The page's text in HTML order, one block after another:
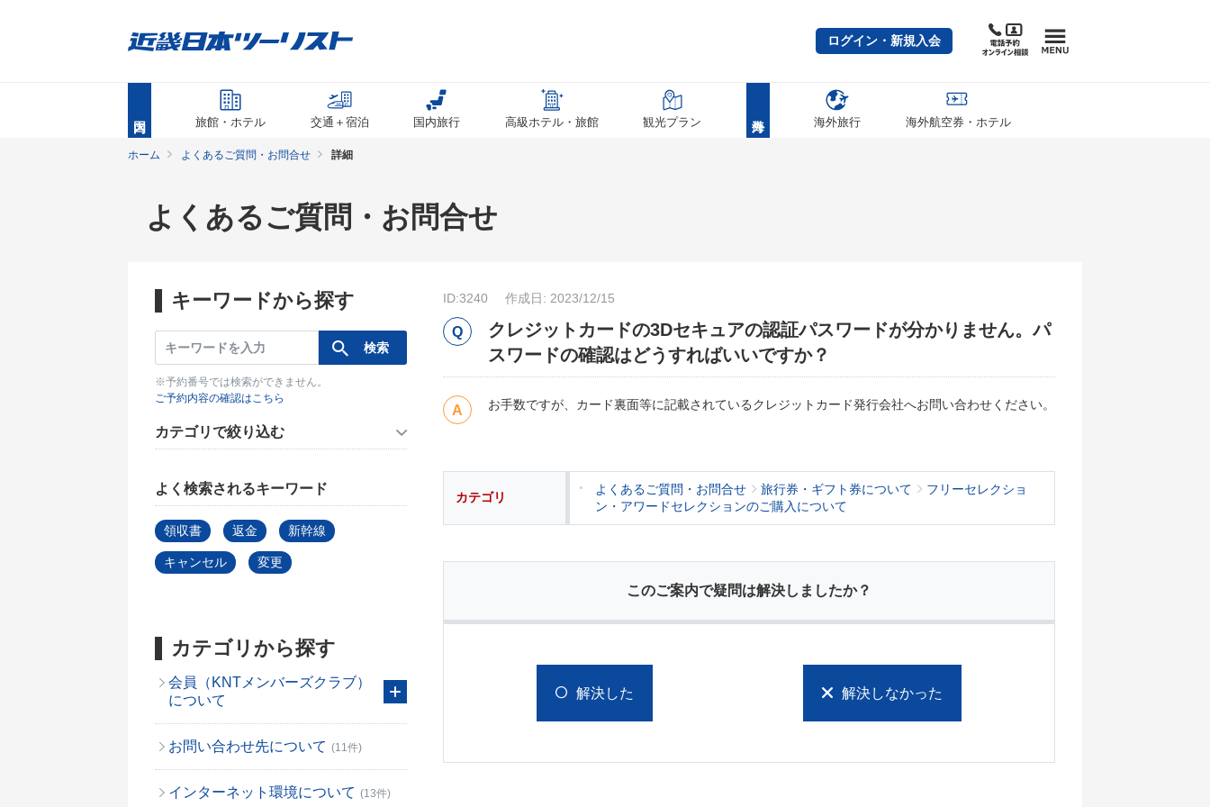
ログイン・新規入会
旅館・ホテル 交通＋宿泊 国内旅行 高級ホテル・旅館 観光プラン 海外旅行 海外航空券・ホテル
ホーム よくあるご質問・お問合せ 詳細
よくあるご質問・お問合せ
キーワードから探す
※予約番号では検索ができません。
ご予約内容の確認はこちら
カテゴリで絞り込む
よく検索されるキーワード
領収書 返金 新幹線
キャンセル 変更
カテゴリから探す
会員（KNTメンバーズクラブ）
について
お問い合わせ先について (11件)
インターネット環境について (13件)
ID:3240 作成日: 2023/12/15
クレジットカードの3Dセキュアの認証パスワードが分かりません。パ
スワードの確認はどうすればいいですか？
お手数ですが、カード裏面等に記載されているクレジットカード発行会社へお問い合わせください。
カテゴリ
よくあるご質問・お問合せ 旅行券・ギフト券について
フリーセレクショ
ン・アワードセレクションのご購入について
このご案内で疑問は解決しましたか？
解決した 解決しなかった